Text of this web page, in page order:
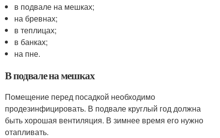
в подвале на мешках;
на бревнах;
в теплицах;
в банках;
на пне.
В подвале на мешках
Помещение перед посадкой необходимо
продезинфицировать. В подвале круглый год должна
быть хорошая вентиляция. В зимнее время его нужно
отапливать.